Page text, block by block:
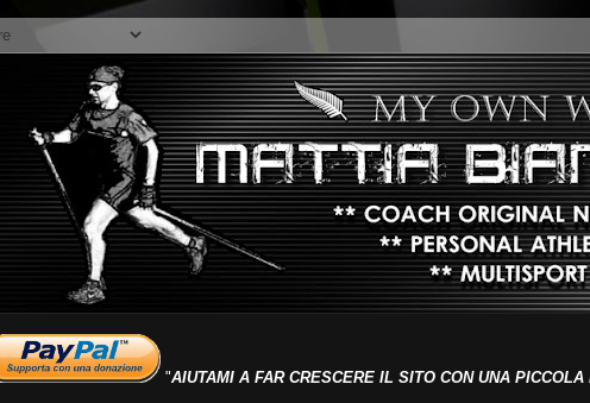
"AIUTAMI A FAR CRESCERE IL SITO CON UNA